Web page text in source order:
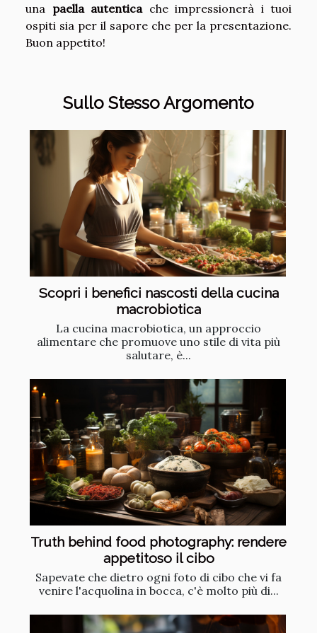
una paella autenticache impressionerà i tuoi
ospiti sia per il sapore che per la presentazione.
Buon appetito!
Sullo Stesso Argomento
Scopri i benefici nascosti della cucina
macrobiotica
La cucina macrobiotica, un approccio
alimentare che promuove uno stile di vita più
salutare, è...
Truth behind food photography: rendere
appetitoso il cibo
Sapevate che dietro ogni foto di cibo che vi fa
venire l'acquolina in bocca, c'è molto più di...